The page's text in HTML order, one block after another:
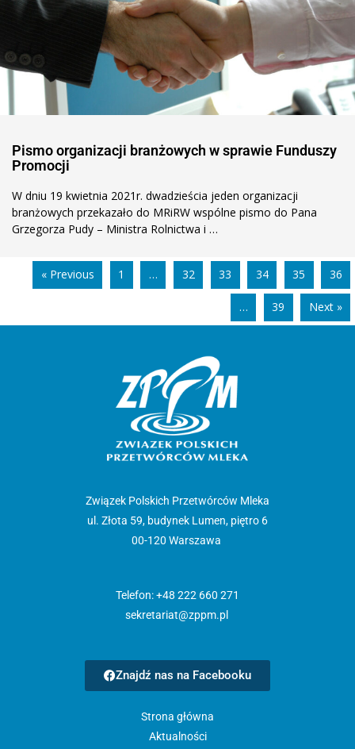
Pismo organizacji branżowych w sprawie Funduszy
Promocji
W dniu 19 kwietnia 2021r. dwadzieścia jeden organizacji
branżowych przekazało do MRiRW wspólne pismo do Pana
Grzegorza Pudy – Ministra Rolnictwa i …
« Previous 1 … 32 33 34 35 36
… 39 Next »
Związek Polskich Przetwórców Mleka
ul. Złota 59, budynek Lumen, piętro 6
00-120 Warszawa
Telefon: +48 222 660 271
sekretariat@zppm.pl
Znajdź nas na Facebooku
Strona główna
Aktualności